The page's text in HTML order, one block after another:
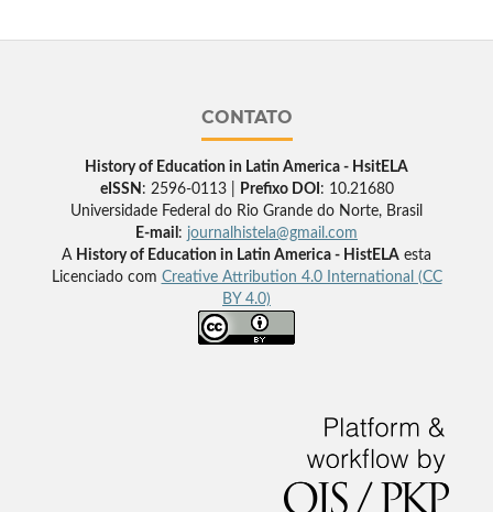
CONTATO
History of Education in Latin America - HsitELA
eISSN : 2596-0113 | Prefixo DOI : 10.21680
Universidade Federal do Rio Grande do Norte, Brasil
E-mail : journalhistela@gmail.com
A History of Education in Latin America - HistELA esta
Licenciado com Creative Attribution 4.0 International (CC
BY 4.0)